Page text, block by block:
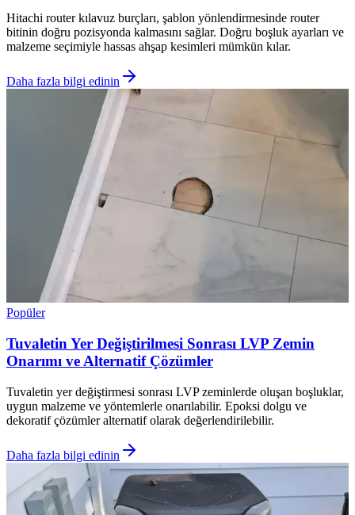
Hitachi router kılavuz burçları, şablon yönlendirmesinde router
bitinin doğru pozisyonda kalmasını sağlar. Doğru boşluk ayarları ve
malzeme seçimiyle hassas ahşap kesimleri mümkün kılar.
Daha fazla bilgi edinin
Popüler
Tuvaletin Yer Değiştirilmesi Sonrası LVP Zemin
Onarımı ve Alternatif Çözümler
Tuvaletin yer değiştirmesi sonrası LVP zeminlerde oluşan boşluklar,
uygun malzeme ve yöntemlerle onarılabilir. Epoksi dolgu ve
dekoratif çözümler alternatif olarak değerlendirilebilir.
Daha fazla bilgi edinin